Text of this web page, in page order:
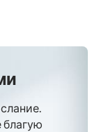
благую